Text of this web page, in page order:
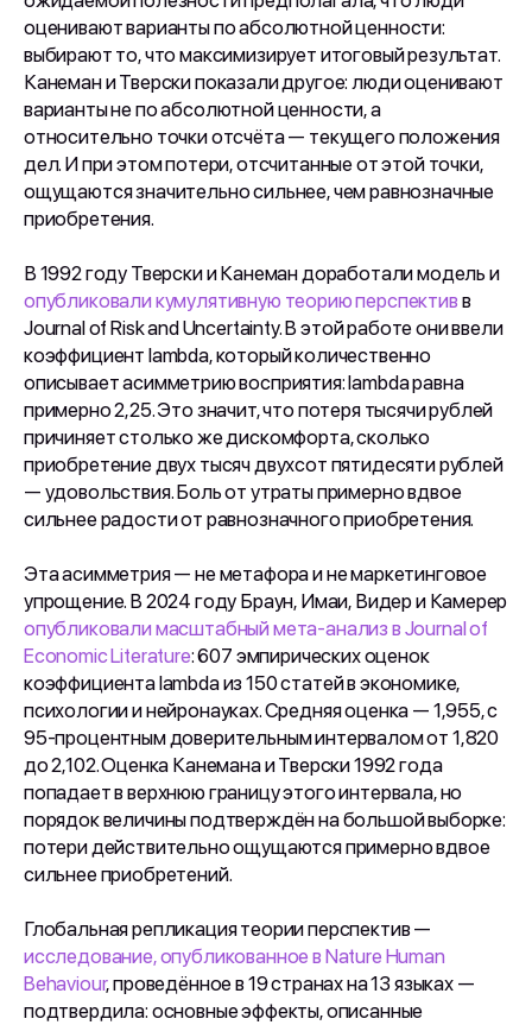
оценивают варианты по абсолютной ценности:
выбирают то, что максимизирует итоговый результат.
Канеман и Тверски показали другое: люди оценивают
варианты не по абсолютной ценности, а
относительно точки отсчёта — текущего положения
дел. И при этом потери, отсчитанные от этой точки,
ощущаются значительно сильнее, чем равнозначные
приобретения.
В 1992 году Тверски и Канеман доработали модель и
опубликовали кумулятивную теорию перспектив в
Journal of Risk and Uncertainty. В этой работе они ввели
коэффициент lambda, который количественно
описывает асимметрию восприятия: lambda равна
примерно 2,25. Это значит, что потеря тысячи рублей
причиняет столько же дискомфорта, сколько
приобретение двух тысяч двухсот пятидесяти рублей
— удовольствия. Боль от утраты примерно вдвое
сильнее радости от равнозначного приобретения.
Эта асимметрия — не метафора и не маркетинговое
упрощение. В 2024 году Браун, Имаи, Видер и Камерер
опубликовали масштабный мета-анализ в Journal of
Economic Literature: 607 эмпирических оценок
коэффициента lambda из 150 статей в экономике,
психологии и нейронауках. Средняя оценка — 1,955, с
95-процентным доверительным интервалом от 1,820
до 2,102. Оценка Канемана и Тверски 1992 года
попадает в верхнюю границу этого интервала, но
порядок величины подтверждён на большой выборке:
потери действительно ощущаются примерно вдвое
сильнее приобретений.
Глобальная репликация теории перспектив —
исследование, опубликованное в Nature Human
Behaviour, проведённое в 19 странах на 13 языках —
подтвердила: основные эффекты, описанные